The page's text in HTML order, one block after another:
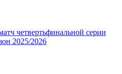
четвертьфинальной серии
2025/2026